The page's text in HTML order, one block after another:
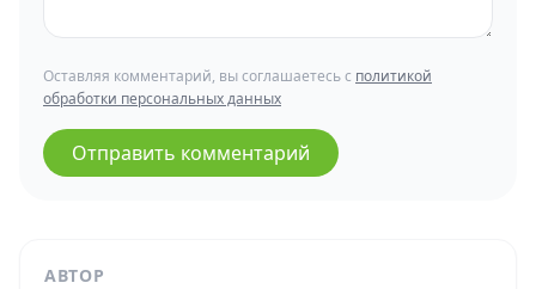
АВТОР
Оставляя комментарий, вы соглашаетесь с политикой
обработки персональных данных
Отправить комментарий